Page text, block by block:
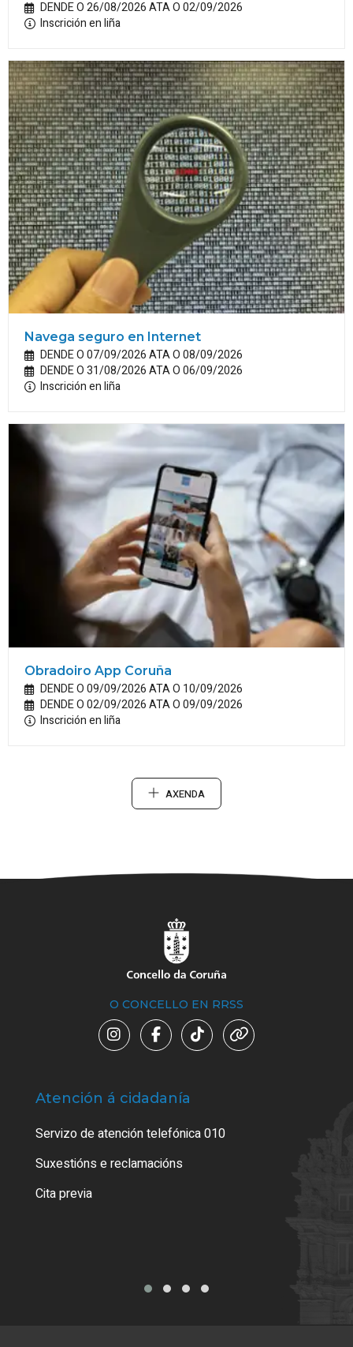
DENDE O 26/08/2026 ATA O 02/09/2026
Inscrición en liña
Navega seguro en Internet
DENDE O 07/09/2026 ATA O 08/09/2026
DENDE O 31/08/2026 ATA O 06/09/2026
Inscrición en liña
Obradoiro App Coruña
DENDE O 09/09/2026 ATA O 10/09/2026
DENDE O 02/09/2026 ATA O 09/09/2026
Inscrición en liña
AXENDA
O CONCELLO EN RRSS
Atención á cidadanía
Servizo de atención telefónica 010
Suxestións e reclamacións
Cita previa